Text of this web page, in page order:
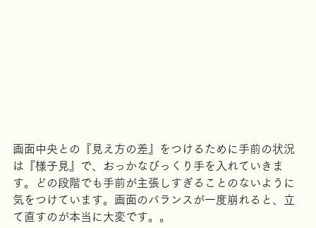
画面中央との『見え方の差』をつけるために手前の状況
は『様子見』で、おっかなびっくり手を入れていきま
す。どの段階でも手前が主張しすぎることのないように
気をつけています。画面のバランスが一度崩れると、立